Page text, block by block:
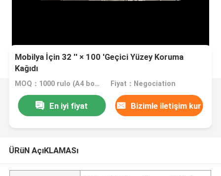
Mobilya İçin 32 '' × 100 'Geçici Yüzey Koruma
Kağıdı
MOQ：1000 rulo (A4 boyutunda ücretsiz örnek) Fiyat：Negociation
En iyi fiyat Bizimle iletişim kur
ÜRüN AçıKLAMASı